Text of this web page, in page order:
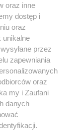
powielany i
jakikolwiek sposób (w
polu
w
użycie lub
prawa,
kary i może być
oraz inne
dostęp i
oraz
unikalne
przez
zapewniania
oraz
my i Zaufani
danych